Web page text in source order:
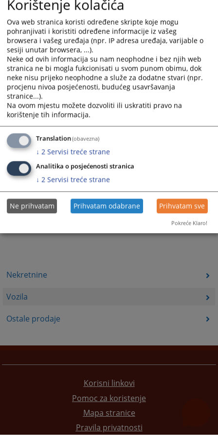
Nekretnine
Vozila
Ostale prodaje
Trenutno nema vijesti
Korisni linkovi
Pomoc za koristenje
Mapa stranice
Pravila privatnosti
Korištenje kolačića
Ova web stranica koristi određene skripte koje mogu
pohranjivati i koristiti određene informacije iz vašeg
browsera i vašeg uređaja (npr. IP adresa uređaja, varijable o
sesiji unutar browsera, ...).
Neke od ovih informacija su nam neophodne i bez njih web
stranica ne bi mogla fukcionisati u svom punom obimu, dok
neke nisu prijeko neophodne a služe za dodatne stvari (npr.
procjenu nivoa posjećenosti, budućeg usavršavanja
stranice...).
Na ovom mjestu možete dozvoliti ili uskratiti pravo na
korištenje tih informacija.
Translation(obavezna)
↓ 2 Servisi treće strane
Analitika o posjećenosti stranica
↓ 2 Servisi treće strane
Ne prihvatam Prihvatam odabrane Prihvatam sve
Pokreće Klaro!